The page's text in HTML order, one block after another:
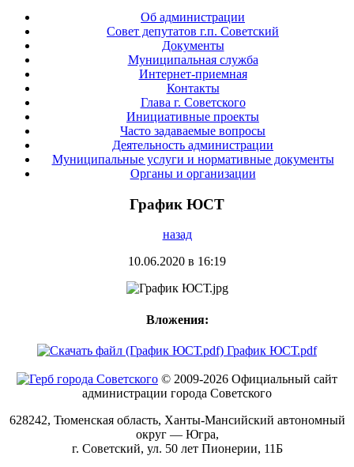
Об администрации
Совет депутатов г.п. Советский
Документы
Муниципальная служба
Интернет-приемная
Контакты
Глава г. Советского
Инициативные проекты
Часто задаваемые вопросы
Деятельность администрации
Муниципальные услуги и нормативные документы
Органы и организации
График ЮСТ
назад
10.06.2020 в 16:19
Вложения:
График ЮСТ.pdf
© 2009-2026 Официальный сайт
администрации города Советского
628242, Тюменская область, Ханты-Мансийский автономный
округ — Югра,
г. Советский, ул. 50 лет Пионерии, 11Б